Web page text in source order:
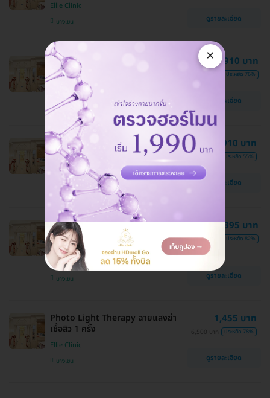
Ellie Clinic
บางเขน ดูรายละเอียด
Nonsurgical Face Lift นวดยก
กระชับหน้าด้วยมือ 1 ครั้ง
Ellie Clinic
บางเขน
2,910 บาท
ประหยัด 76%
ดูรายละเอียด
ปรับสภาพผิวหน้ากระจ่างใส ด้วยเครื่อง
Dual-Max Cool Laser 1 ครั้ง
Ellie Clinic
บางเขน
2,910 บาท
ประหยัด 55%
ดูรายละเอียด
Cleoplatra Treatment Full Step
ทำทรีตเมนต์หน้า ด้วยมาส์กนาโน
ทองคำบริสุทธิ์ 1 ครั้ง
Ellie Clinic
บางเขน
3,395 บาท
19,000 บาท ประหยัด 82%
ดูรายละเอียด
Photo Light Therapy​ ฉายแสงฆ่า
เชื้อสิว 1 ครั้ง
Ellie Clinic
บางเขน
1,455 บาท
6,500 บาท ประหยัด 78%
ดูรายละเอียด
×